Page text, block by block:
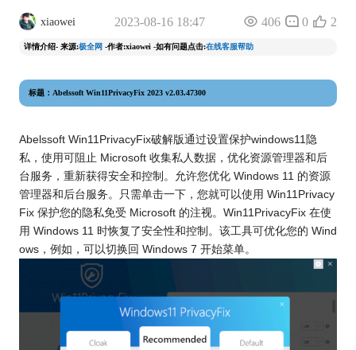
xiaowei 2023-08-16 18:47 406 0 2
详情介绍- 来源:极全网 -作者:xiaowei -如有问题点击:在线客服帮助
标题：Abelssoft Win11PrivacyFix 2023 v2.03.47300
Abelssoft Win11PrivacyFix破解版通过设置保护windows11隐
私，使用可阻止 Microsoft 收集私人数据，优化资源管理器和后
台服务，重新获得安全和控制。允许您优化 Windows 11 的资源
管理器和后台服务。只需单击一下，您就可以使用 Win11Privacy
Fix 保护您的隐私免受 Microsoft 的注视。Win11PrivacyFix 在使
用 Windows 11 时恢复了安全性和控制。该工具可优化您的 Wind
ows，例如，可以切换回 Windows 7 开始菜单。